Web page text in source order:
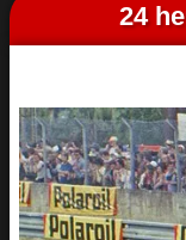
Sorties de piste
Affiches
Classements
Vidéos
24